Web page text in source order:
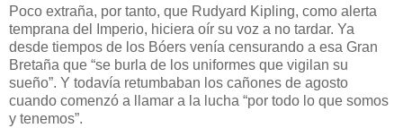
Poco extraña, por tanto, que Rudyard Kipling, como alerta
temprana del Imperio, hiciera oír su voz a no tardar. Ya
desde tiempos de los Bóers venía censurando a esa Gran
Bretaña que “se burla de los uniformes que vigilan su
sueño”. Y todavía retumbaban los cañones de agosto
cuando comenzó a llamar a la lucha “por todo lo que somos
y tenemos”.